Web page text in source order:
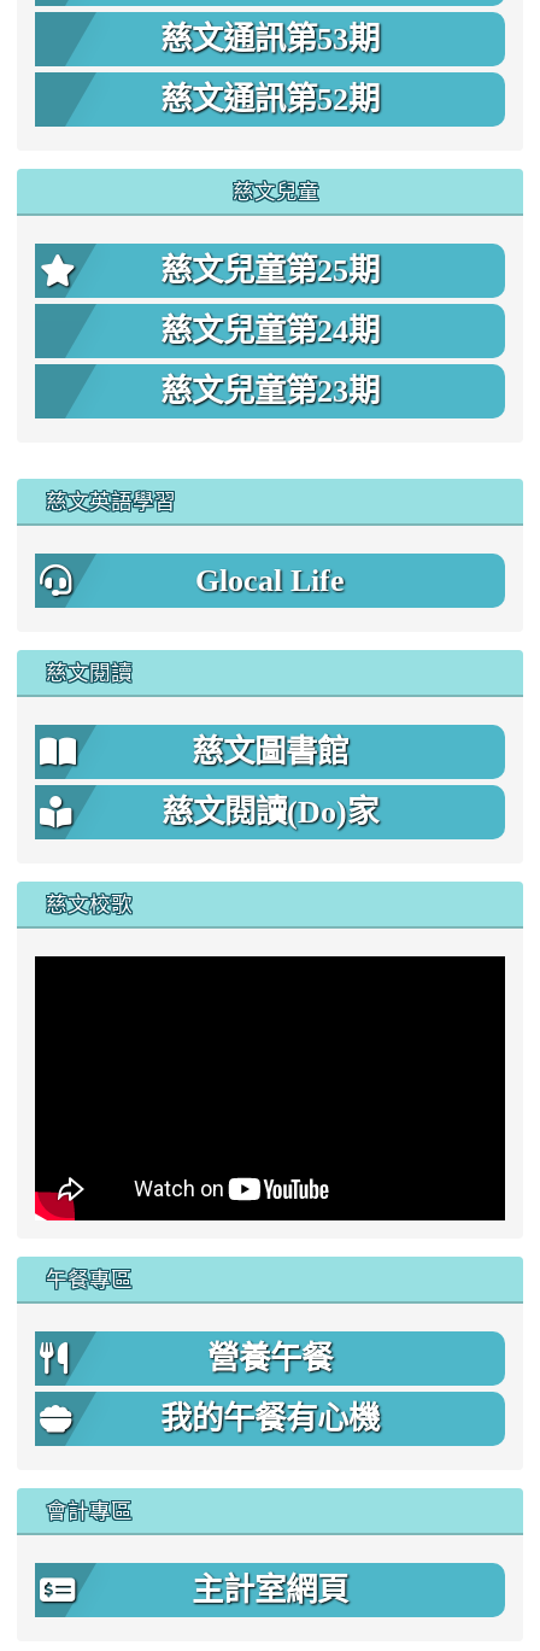
慈文通訊第53期
慈文通訊第52期
慈文兒童
慈文兒童第25期
慈文兒童第24期
慈文兒童第23期
慈文英語學習
Glocal Life
慈文閱讀
慈文圖書館
慈文閱讀(Do)家
慈文校歌
午餐專區
營養午餐
我的午餐有心機
會計專區
主計室網頁